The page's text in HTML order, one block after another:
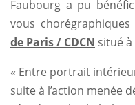
Faubourg a pu
vous
de Paris / CDCN situé
« Entre portrait
suite à l’action menée